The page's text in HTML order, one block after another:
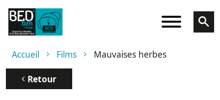
Aller au contenu principal
Fil d'Ariane
Accueil Films Mauvaises herbes
Retour